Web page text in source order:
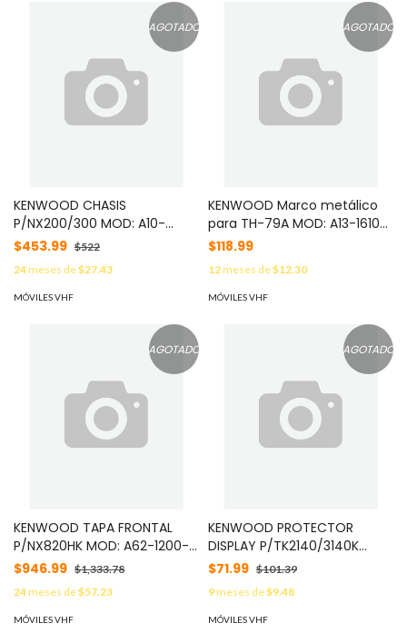
AGOTADO
KENWOOD CHASIS
P/NX200/300 MOD: A10-
4186-04
$453.99 $522
24meses de$27.43
MÓVILES VHF
AGOTADO
KENWOOD Marco metálico
para TH-79A MOD: A13-1610-
02
$118.99
12meses de$12.30
MÓVILES VHF
AGOTADO
KENWOOD TAPA FRONTAL
P/NX820HK MOD: A62-1200-
13
$946.99 $1,333.78
24meses de$57.23
MÓVILES VHF
AGOTADO
KENWOOD PROTECTOR
DISPLAY P/TK2140/3140K
MOD: B10-2700-12
$71.99 $101.39
9meses de$9.48
MÓVILES VHF